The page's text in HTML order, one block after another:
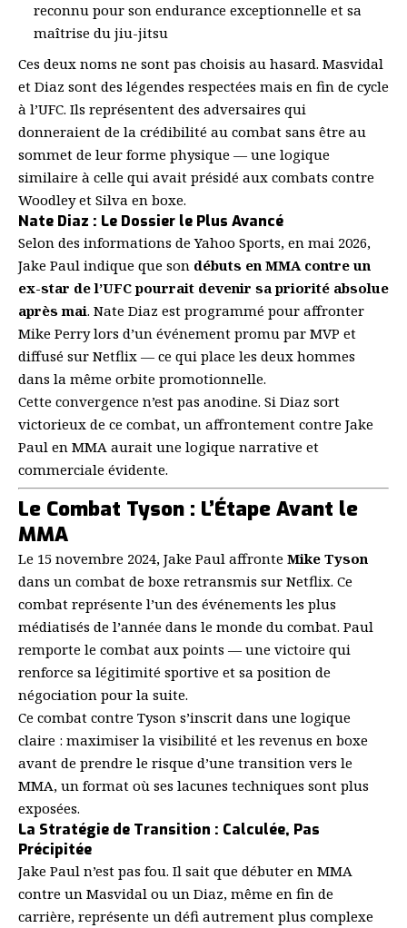
reconnu pour son endurance exceptionnelle et sa
maîtrise du jiu-jitsu
Ces deux noms ne sont pas choisis au hasard. Masvidal
et Diaz sont des légendes respectées mais en fin de cycle
à l’UFC. Ils représentent des adversaires qui
donneraient de la crédibilité au combat sans être au
sommet de leur forme physique — une logique
similaire à celle qui avait présidé aux combats contre
Woodley et Silva en boxe.
Nate Diaz : Le Dossier le Plus Avancé
Selon des informations de Yahoo Sports, en mai 2026,
Jake Paul indique que son débuts en MMA contre un
ex-star de l’UFC pourrait devenir sa priorité absolue
après mai. Nate Diaz est programmé pour affronter
Mike Perry lors d’un événement promu par MVP et
diffusé sur Netflix — ce qui place les deux hommes
dans la même orbite promotionnelle.
Cette convergence n’est pas anodine. Si Diaz sort
victorieux de ce combat, un affrontement contre Jake
Paul en MMA aurait une logique narrative et
commerciale évidente.
Le Combat Tyson : L’Étape Avant le
MMA
Le 15 novembre 2024, Jake Paul affronte Mike Tyson
dans un combat de boxe retransmis sur Netflix. Ce
combat représente l’un des événements les plus
médiatisés de l’année dans le monde du combat. Paul
remporte le combat aux points — une victoire qui
renforce sa légitimité sportive et sa position de
négociation pour la suite.
Ce combat contre Tyson s’inscrit dans une logique
claire : maximiser la visibilité et les revenus en boxe
avant de prendre le risque d’une transition vers le
MMA, un format où ses lacunes techniques sont plus
exposées.
La Stratégie de Transition : Calculée, Pas
Précipitée
Jake Paul n’est pas fou. Il sait que débuter en MMA
contre un Masvidal ou un Diaz, même en fin de
carrière, représente un défi autrement plus complexe